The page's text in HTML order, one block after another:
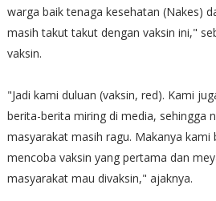
warga baik tenaga kesehatan (Nakes)
masih takut takut dengan vaksin ini,"
vaksin.
"Jadi kami duluan (vaksin, red). Kami
berita-berita miring di media, sehingga
masyarakat masih ragu. Makanya kami
mencoba vaksin yang pertama dan
masyarakat mau divaksin," ajaknya.